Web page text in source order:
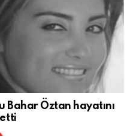
Bahar Öztan hayatını